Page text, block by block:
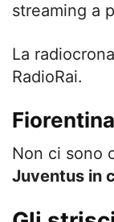
streaming a
La
RadioRai.
Non ci sono
Juventus in